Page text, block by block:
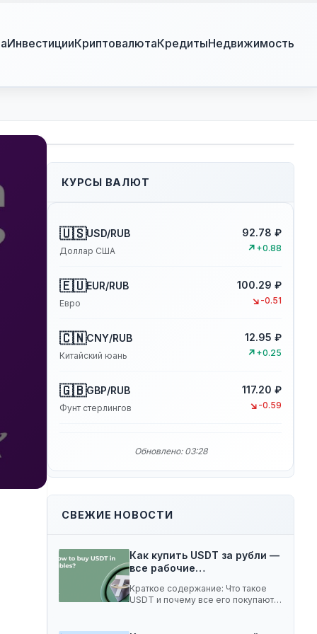
ИнвестицииКриптовалютаКредитыНедвижимость
КУРСЫ ВАЛЮТ
🇺🇸USD/RUB
Доллар США
92.78 ₽
↗ +0.88
🇪🇺EUR/RUB
Евро
100.29 ₽
↘ -0.51
🇨🇳CNY/RUB
Китайский юань
12.95 ₽
↗ +0.25
🇬🇧GBP/RUB
Фунт стерлингов
117.20 ₽
↘ -0.59
Обновлено: 03:28
СВЕЖИЕ НОВОСТИ
Как купить USDT за рубли —
все рабочие…
Краткое содержание: Что такое
USDT и почему все его покупают 5